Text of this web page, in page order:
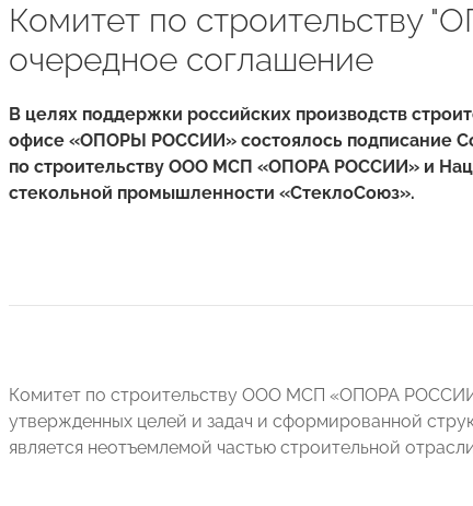
Комитет по строительству
очередное соглашение
В целях поддержки российских производств
офисе «ОПОРЫ РОССИИ» состоялось подписание
по строительству ООО МСП «ОПОРА РОССИИ» и
стекольной промышленности «СтеклоСоюз».
Комитет по строительству ООО МСП «ОПОРА
утвержденных целей и задач и сформированной
является неотъемлемой частью строительной